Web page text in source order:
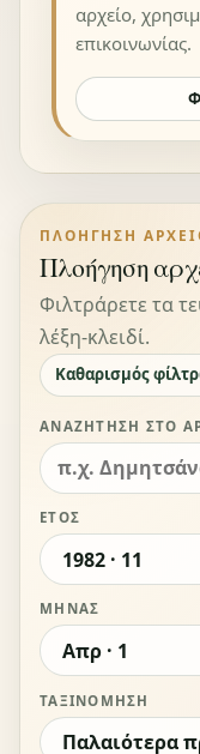
αρχείο,
επικοινωνίας.
ΠΛΟΉΓΗΣΗ
Πλοήγηση
Φιλτράρετε τα
λέξη-κλειδί.
Καθαρισμός
ΑΝΑΖΉΤΗΣΗ ΣΤΟ
ΈΤΟΣ
ΜΉΝΑΣ
ΤΑΞΙΝΌΜΗΣΗ